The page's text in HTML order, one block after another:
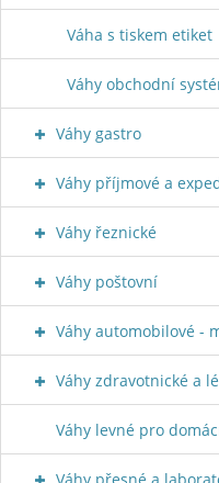
Váha s tiskem etiket
Váhy obchodní
Váhy gastro
Váhy příjmové a
Váhy řeznické
Váhy poštovní
Váhy automobilové -
Váhy zdravotnické a
Váhy levné pro